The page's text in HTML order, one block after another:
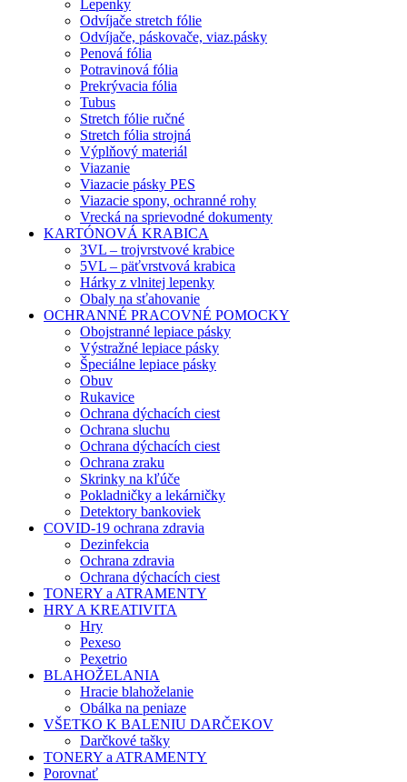
Lepenky
Odvíjače stretch fólie
Odvíjače, páskovače, viaz.pásky
Penová fólia
Potravinová fólia
Prekrývacia fólia
Tubus
Stretch fólie ručné
Stretch fólia strojná
Výplňový materiál
Viazanie
Viazacie pásky PES
Viazacie spony, ochranné rohy
Vrecká na sprievodné dokumenty
KARTÓNOVÁ KRABICA
3VL – trojvrstvové krabice
5VL – päťvrstvová krabica
Hárky z vlnitej lepenky
Obaly na sťahovanie
OCHRANNÉ PRACOVNÉ POMOCKY
Obojstranné lepiace pásky
Výstražné lepiace pásky
Špeciálne lepiace pásky
Obuv
Rukavice
Ochrana dýchacích ciest
Ochrana sluchu
Ochrana dýchacích ciest
Ochrana zraku
Skrinky na kľúče
Pokladničky a lekárničky
Detektory bankoviek
COVID-19 ochrana zdravia
Dezinfekcia
Ochrana zdravia
Ochrana dýchacích ciest
TONERY a ATRAMENTY
HRY A KREATIVITA
Hry
Pexeso
Pexetrio
BLAHOŽELANIA
Hracie blahoželanie
Obálka na peniaze
VŠETKO K BALENIU DARČEKOV
Darčkové tašky
TONERY a ATRAMENTY
Porovnať